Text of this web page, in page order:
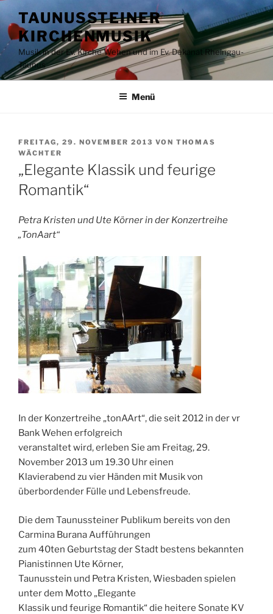
Inhalt
springen
TAUNUSSTEINER
KIRCHENMUSIK
Musik in der Ev. Kirche Wehen und im Ev. Dekanat Rheingau-
Taunus
Menü
VERÖFFENTLICHT
AM
FREITAG, 29. NOVEMBER 2013 VON THOMAS
WÄCHTER
„Elegante Klassik und feurige
Romantik“
Petra Kristen und Ute Körner in der Konzertreihe
„TonAart“
In der Konzertreihe „tonAArt“, die seit 2012 in der vr
Bank Wehen erfolgreich
veranstaltet wird, erleben Sie am Freitag, 29.
November 2013 um 19.30 Uhr einen
Klavierabend zu vier Händen mit Musik von
überbordender Fülle und Lebensfreude.
Die dem Taunussteiner Publikum bereits von den
Carmina Burana Aufführungen
zum 40ten Geburtstag der Stadt bestens bekannten
Pianistinnen Ute Körner,
Taunusstein und Petra Kristen, Wiesbaden spielen
unter dem Motto „Elegante
Klassik und feurige Romantik“ die heitere Sonate KV